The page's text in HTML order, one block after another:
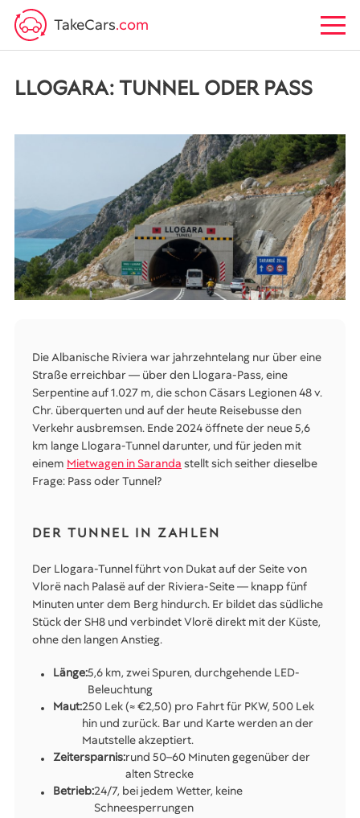
TakeCars.com
LLOGARA: TUNNEL ODER PASS
Die Albanische Riviera war jahrzehntelang nur über eine
Straße erreichbar — über den Llogara-Pass, eine
Serpentine auf 1.027 m, die schon Cäsars Legionen 48 v.
Chr. überquerten und auf der heute Reisebusse den
Verkehr ausbremsen. Ende 2024 öffnete der neue 5,6
km lange Llogara-Tunnel darunter, und für jeden mit
einem Mietwagen in Saranda stellt sich seither dieselbe
Frage: Pass oder Tunnel?
DER TUNNEL IN ZAHLEN
Der Llogara-Tunnel führt von Dukat auf der Seite von
Vlorë nach Palasë auf der Riviera-Seite — knapp fünf
Minuten unter dem Berg hindurch. Er bildet das südliche
Stück der SH8 und verbindet Vlorë direkt mit der Küste,
ohne den langen Anstieg.
Länge:5,6 km, zwei Spuren, durchgehende LED-
Beleuchtung
Maut:250 Lek (≈ €2,50) pro Fahrt für PKW, 500 Lek
hin und zurück. Bar und Karte werden an der
Mautstelle akzeptiert.
Zeitersparnis:rund 50–60 Minuten gegenüber der
alten Strecke
Betrieb:24/7, bei jedem Wetter, keine
Schneesperrungen